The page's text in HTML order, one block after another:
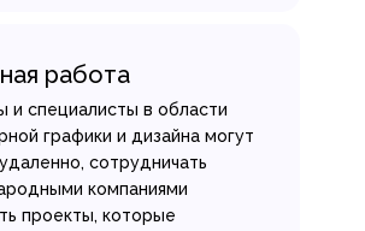
работа
и специалисты в области
графики и дизайна могут
сотрудничать
компаниями
проекты, которые